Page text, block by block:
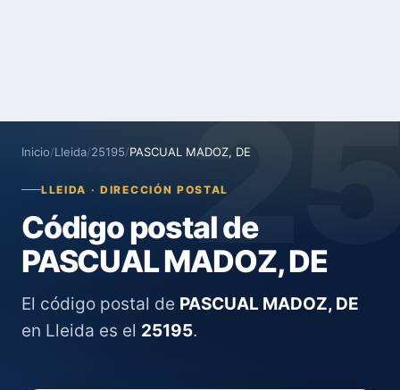
Inicio/Lleida/25195/PASCUAL MADOZ, DE
LLEIDA · DIRECCIÓN POSTAL
Código postal de
PASCUAL MADOZ, DE
El código postal de PASCUAL MADOZ, DE
en Lleida es el 25195.